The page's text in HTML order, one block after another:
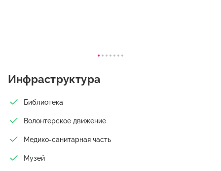
Инфраструктура
Библиотека
Волонтерское движение
Медико-санитарная часть
Музей